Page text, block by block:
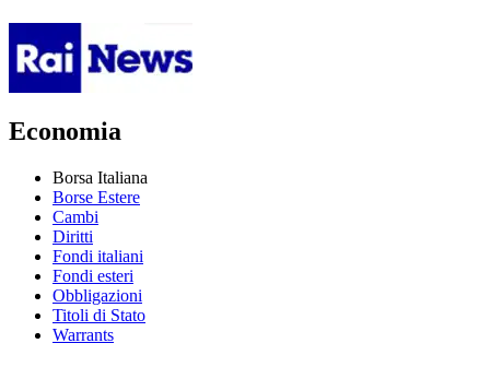
Economia
Borsa Italiana
Borse Estere
Cambi
Diritti
Fondi italiani
Fondi esteri
Obbligazioni
Titoli di Stato
Warrants